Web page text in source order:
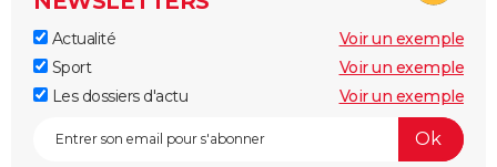
Actualité
Voir un exemple
Sport
Voir un exemple
Les dossiers d'actu
Voir un exemple